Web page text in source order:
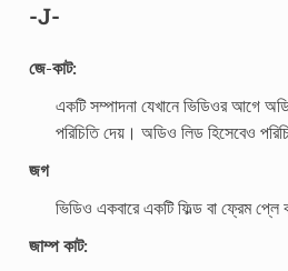
-J-
জে-কাট:
একটি সম্পাদনা যেখানে ভিডিওর আগে
পরিচিতি দেয়। অডিও লিড হিসেবেও
জগ
ভিডিও একবারে একটি ফিল্ড বা ফ্রেম প্লে
জাম্প কাট: